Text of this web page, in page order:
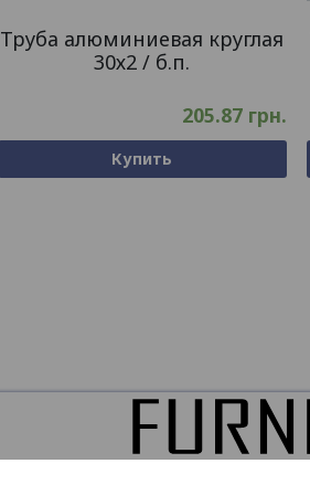
Труба алюминиевая круглая
30х2 / б.п.
205.87 грн.
Купить